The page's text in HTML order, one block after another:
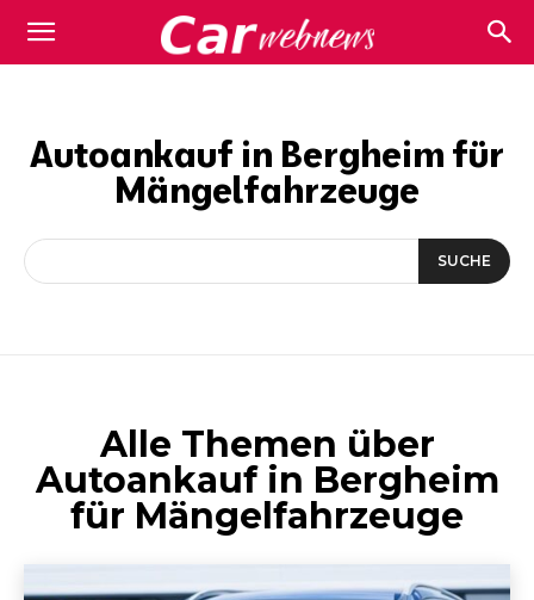
Carwebnews.com
Autoankauf in Bergheim für
Mängelfahrzeuge
SUCHE
Alle Themen über
Autoankauf in Bergheim
für Mängelfahrzeuge